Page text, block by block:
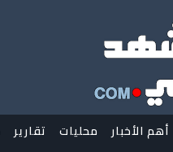
أهم الأخبار محليات تقارير